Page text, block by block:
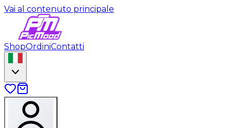
Vai al contenuto principale
ShopOrdiniContatti